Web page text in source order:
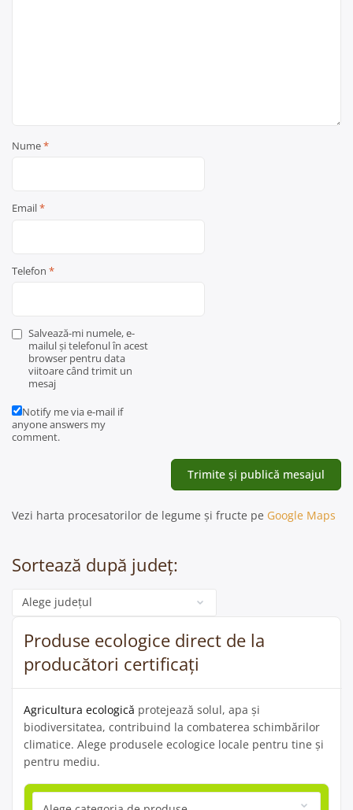
Nume*
Email*
Telefon *
Salvează-mi numele, e-
mailul și telefonul în acest
browser pentru data
viitoare când trimit un
mesaj
Notify me via e-mail if
anyone answers my
comment.
Vezi harta procesatorilor de legume și fructe pe Google Maps
Sortează după județ:
Categorie
Produse ecologice direct de la
producători certificați
Agricultura ecologică protejează solul, apa și
biodiversitatea, contribuind la combaterea schimbărilor
climatice. Alege produsele ecologice locale pentru tine și
pentru mediu.